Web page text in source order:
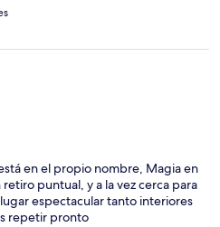
en el propio nombre, Magia en
puntual, y a la vez cerca para
espectacular tanto interiores
repetir pronto